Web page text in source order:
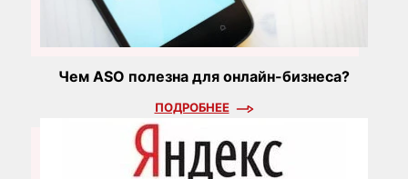
Чем ASO полезна для онлайн-бизнеса?
ПОДРОБНЕЕ